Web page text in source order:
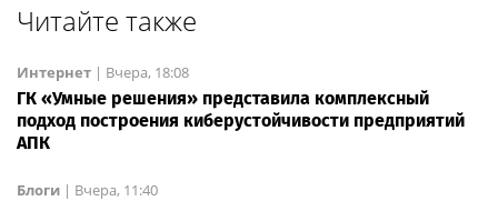
Читайте также
Интернет | Вчера, 18:08
ГК «Умные решения» представила комплексный
подход построения киберустойчивости предприятий
АПК
Блоги | Вчера, 11:40